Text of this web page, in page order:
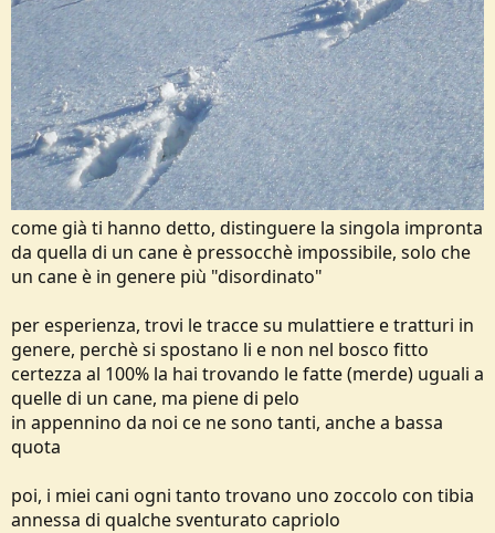
come già ti hanno detto, distinguere la singola impronta
da quella di un cane è pressocchè impossibile, solo che
un cane è in genere più "disordinato"
per esperienza, trovi le tracce su mulattiere e tratturi in
genere, perchè si spostano li e non nel bosco fitto
certezza al 100% la hai trovando le fatte (merde) uguali a
quelle di un cane, ma piene di pelo
in appennino da noi ce ne sono tanti, anche a bassa
quota
poi, i miei cani ogni tanto trovano uno zoccolo con tibia
annessa di qualche sventurato capriolo